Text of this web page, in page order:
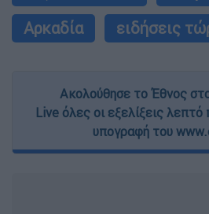
Αρκαδία
ειδήσεις
Ακολούθησε το Έθνος
Live όλες οι εξελίξεις
υπογραφή του